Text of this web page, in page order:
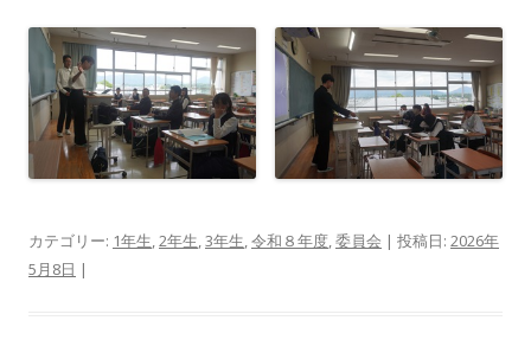
カテゴリー: 1年生,2年生,3年生,令和８年度,委員会 | 投稿日: 2026年
5月8日 |